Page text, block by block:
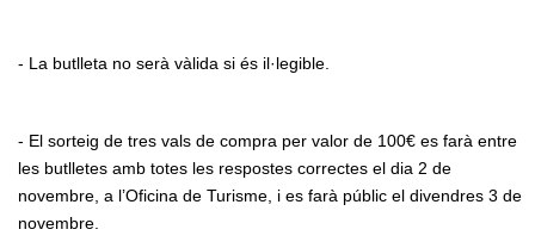
- La butlleta no serà vàlida si és il·legible.
- El sorteig de tres vals de compra per valor de 100€ es farà entre
les butlletes amb totes les respostes correctes el dia 2 de
novembre, a l’Oficina de Turisme, i es farà públic el divendres 3 de
novembre.